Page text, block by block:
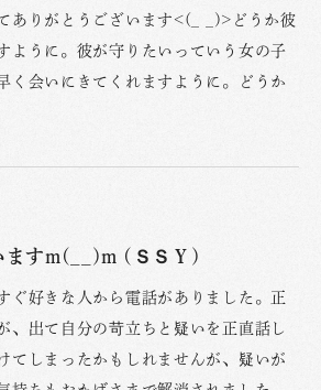
ありがとうございます<(_ _)>どうか彼
ように。彼が守りたいっていう女の子
く会いにきてくれますように。どうか
ますm(__)m (ＳＳＹ)
ぐ好きな人から電話がありました。正
、出て自分の苛立ちと疑いを正直話し
てしまったかもしれませんが、疑いが